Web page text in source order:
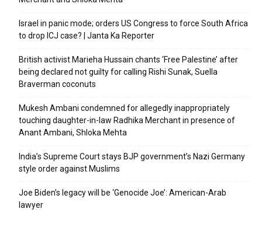
Israel in panic mode; orders US Congress to force South Africa
to drop ICJ case? | Janta Ka Reporter
British activist Marieha Hussain chants ‘Free Palestine’ after
being declared not guilty for calling Rishi Sunak, Suella
Braverman coconuts
Mukesh Ambani condemned for allegedly inappropriately
touching daughter-in-law Radhika Merchant in presence of
Anant Ambani, Shloka Mehta
India’s Supreme Court stays BJP government’s Nazi Germany
style order against Muslims
Joe Biden’s legacy will be ‘Genocide Joe’: American-Arab
lawyer